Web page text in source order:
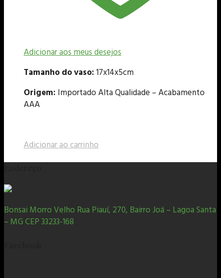
Adicionar aos meus desejos
Tamanho do vaso:17x14x5cm
Origem: Importado Alta Qualidade – Acabamento
AAA
Adicionar ao carrinho
Bonsai Morro Velho Rua Piauí, 270, Bairro Joá – Lagoa Santa
– MG CEP 33233-168